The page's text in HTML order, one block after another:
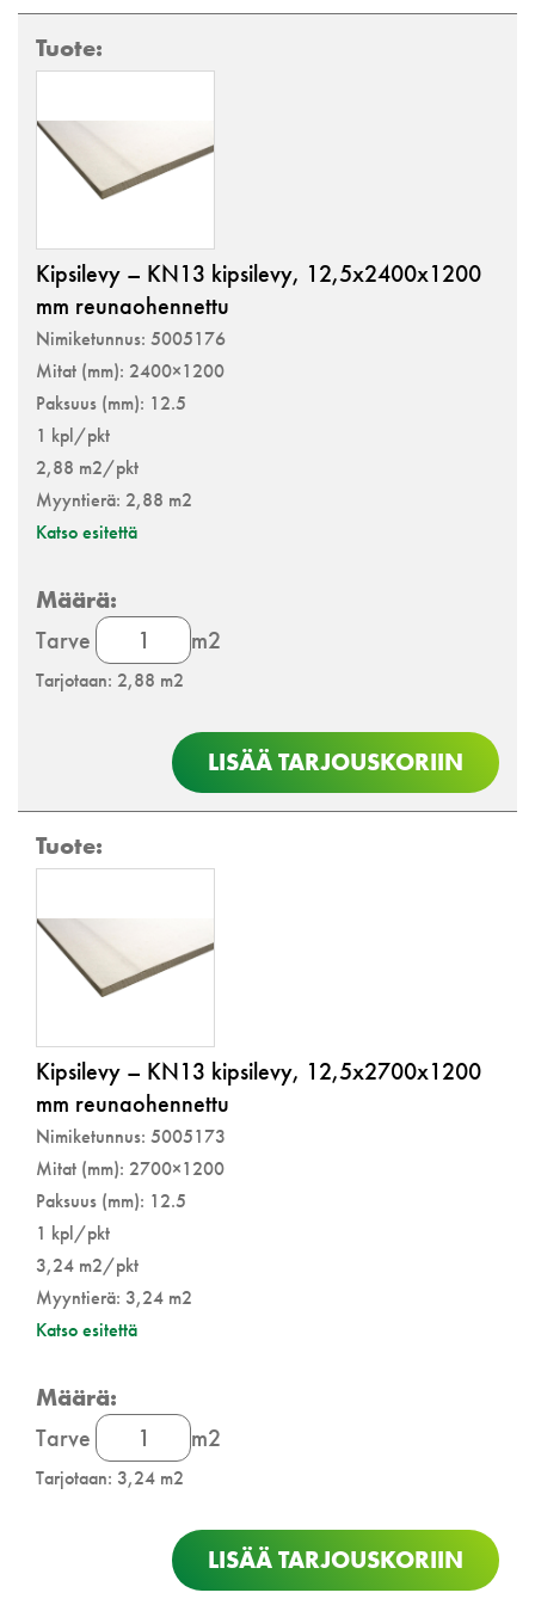
Kipsilevy – KN13 kipsilevy, 12,5x2400x1200
mm reunaohennettu
Nimiketunnus: 5005176
Mitat (mm): 2400×1200
Paksuus (mm): 12.5
1 kpl/pkt
2,88 m2/pkt
Myyntierä: 2,88 m2
Katso esitettä
TarveKipsilevy
määrä
m2
Tarjotaan: 2,88 m2
LISÄÄ TARJOUSKORIIN
Kipsilevy – KN13 kipsilevy, 12,5x2700x1200
mm reunaohennettu
Nimiketunnus: 5005173
Mitat (mm): 2700×1200
Paksuus (mm): 12.5
1 kpl/pkt
3,24 m2/pkt
Myyntierä: 3,24 m2
Katso esitettä
TarveKipsilevy
määrä
m2
Tarjotaan: 3,24 m2
LISÄÄ TARJOUSKORIIN